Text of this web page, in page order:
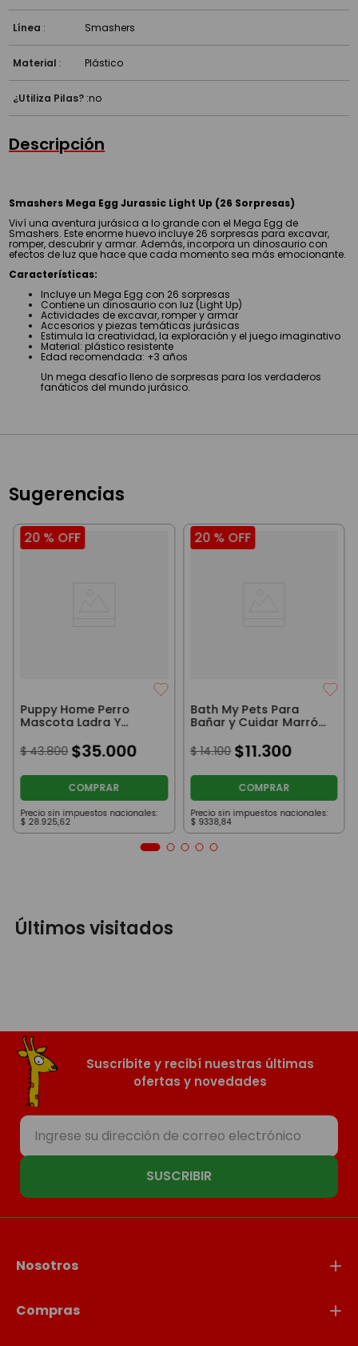
Línea : Smashers
Material : Plástico
¿Utiliza Pilas? :no
Descripción
Smashers Mega Egg Jurassic Light Up (26 Sorpresas)
Viví una aventura jurásica a lo grande con el Mega Egg de
Smashers. Este enorme huevo incluye 26 sorpresas para excavar,
romper, descubrir y armar. Además, incorpora un dinosaurio con
efectos de luz que hace que cada momento sea más emocionante.
Características:
Incluye un Mega Egg con 26 sorpresas
Contiene un dinosaurio con luz (Light Up)
Actividades de excavar, romper y armar
Accesorios y piezas temáticas jurásicas
Estimula la creatividad, la exploración y el juego imaginativo
Material: plástico resistente
Edad recomendada: +3 años
Un mega desafío lleno de sorpresas para los verdaderos
fanáticos del mundo jurásico.
Sugerencias
20 % OFF
Puppy Home Perro
Mascota Ladra Y
Accesorios Beige
$ 43.800 $35.000
COMPRAR
Precio sin impuestos nacionales:
$ 28.925,62
20 % OFF
Bath My Pets Para
Bañar y Cuidar Marrón
Estrella En Los Ojos
$ 14.100 $11.300
COMPRAR
Precio sin impuestos nacionales:
$ 9338,84
Últimos visitados
Suscribite y recibí nuestras últimas
ofertas y novedades
SUSCRIBIR
Nosotros
Compras